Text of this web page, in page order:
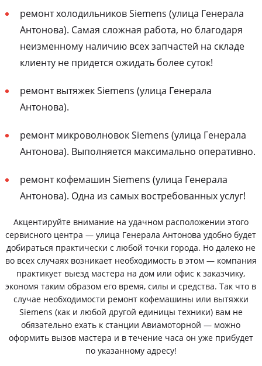
ремонт холодильников Siemens (улица Генерала
Антонова). Самая сложная работа, но благодаря
неизменному наличию всех запчастей на складе
клиенту не придется ожидать более суток!
ремонт вытяжек Siemens (улица Генерала
Антонова).
ремонт микроволновок Siemens (улица Генерала
Антонова). Выполняется максимально оперативно.
ремонт кофемашин Siemens (улица Генерала
Антонова). Одна из самых востребованных услуг!
Акцентируйте внимание на удачном расположении этого
сервисного центра — улица Генерала Антонова удобно будет
добираться практически с любой точки города. Но далеко не
во всех случаях возникает необходимость в этом — компания
практикует выезд мастера на дом или офис к заказчику,
экономя таким образом его время, силы и средства. Так что в
случае необходимости ремонт кофемашины или вытяжки
Siemens (как и любой другой единицы техники) вам не
обязательно ехать к станции Авиамоторной — можно
оформить вызов мастера и в течение часа он уже прибудет
по указанному адресу!